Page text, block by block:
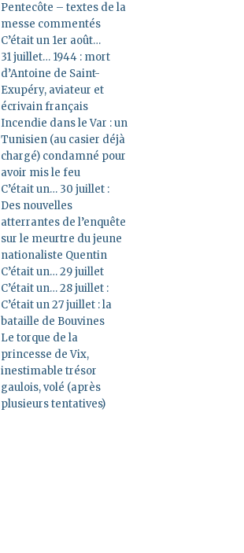
Pentecôte – textes de la
messe commentés
C’était un 1er août…
31 juillet… 1944 : mort
d’Antoine de Saint-
Exupéry, aviateur et
écrivain français
Incendie dans le Var : un
Tunisien (au casier déjà
chargé) condamné pour
avoir mis le feu
C’était un… 30 juillet :
Des nouvelles
atterrantes de l’enquête
sur le meurtre du jeune
nationaliste Quentin
C’était un… 29 juillet
C’était un… 28 juillet :
C’était un 27 juillet : la
bataille de Bouvines
Le torque de la
princesse de Vix,
inestimable trésor
gaulois, volé (après
plusieurs tentatives)